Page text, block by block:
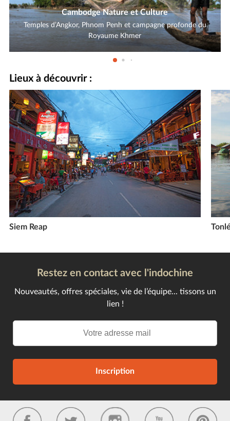
Cambodge Nature et Culture
Temples d’Angkor, Phnom Penh et campagne profonde du
Royaume Khmer
Lieux à découvrir :
Siem Reap
Restez en contact avec l'indochine
Nouveautés, offres spéciales, vie de l’équipe... tissons un
lien !
Inscription